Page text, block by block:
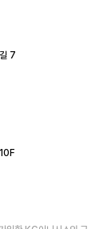
7